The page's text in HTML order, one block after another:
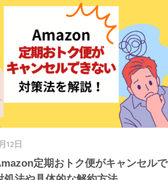
12日
定期おトク便がキャンセルで